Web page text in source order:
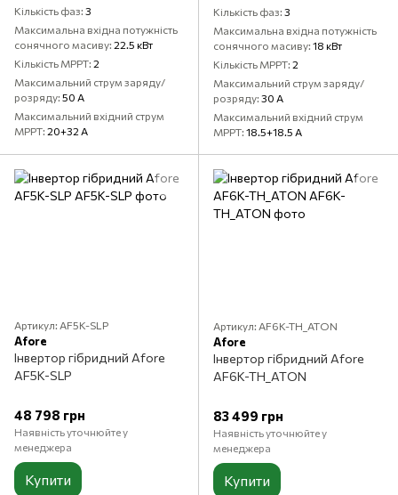
Кількість фаз 3
Максимальна вхідна потужність
сонячного масиву 22.5 кВт
Кількість MPPT 2
Максимальний струм заряду/
розряду 50 А
Максимальний вхідний струм
MPPT 20+32 А
Кількість фаз 3
Максимальна вхідна потужність
сонячного масиву 18 кВт
Кількість MPPT 2
Максимальний струм заряду/
розряду 30 А
Максимальний вхідний струм
MPPT 18.5+18.5 А
Артикул: AF5K-SLP
Aforе
Інвертор гібридний Aforе
AF5K-SLP
48 798 грн
Наявність уточнюйте у
менеджера
Купити
Артикул: AF6K-TH_ATON
Aforе
Інвертор гібридний Aforе
AF6K-TH_ATON
83 499 грн
Наявність уточнюйте у
менеджера
Купити